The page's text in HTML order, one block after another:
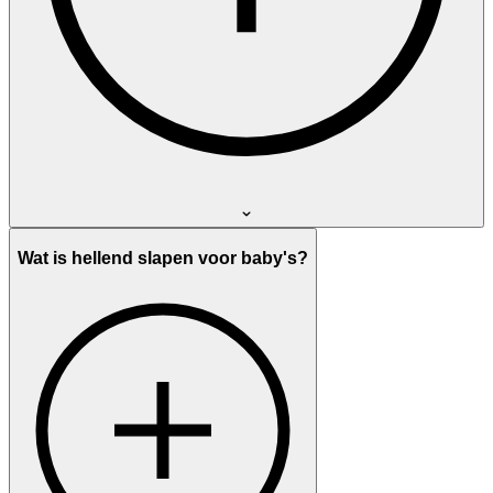
Wat is hellend slapen voor baby's?